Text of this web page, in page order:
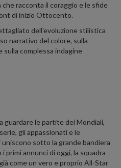
racconta il coraggio e le sfide
di inizio Ottocento.
dell'evoluzione stilistica
narrativo del colore, sulla
sulla complessa indagine
guardare le partite dei Mondiali,
gli appassionati e le
sotto la grande bandiera
primi annunci di oggi, la squadra
come un vero e proprio All-Star